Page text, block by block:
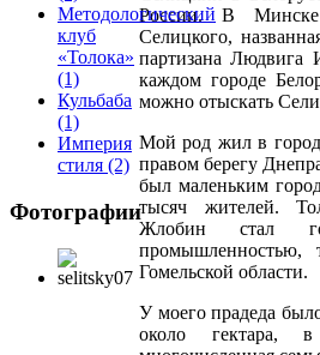
России. В
Селицкого,
партизана Людвига
каждом городе
можно отыскать
Мой род жил в
правом берегу
был маленьким
тысяч жителей.
Жлобин стал
промышленностью,
Гомельской области.
У моего прадеда
около гектара,
Методологический
клуб
«Толока»
(1)
Кульбаба
(1)
Империя
стиля (2)
Фотографии